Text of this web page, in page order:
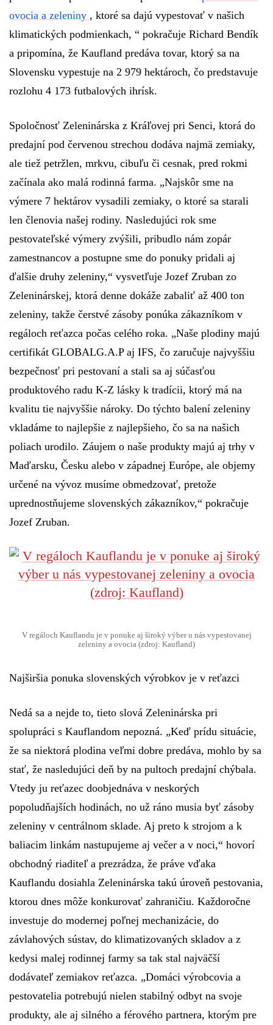
ovocia a zeleniny , ktoré sa dajú vypestovať v našich
klimatických podmienkach, “ pokračuje Richard Bendík
a pripomína, že Kaufland predáva tovar, ktorý sa na
Slovensku vypestuje na 2 979 hektároch, čo predstavuje
rozlohu 4 173 futbalových ihrísk.
Spoločnosť Zeleninárska z Kráľovej pri Senci, ktorá do
predajní pod červenou strechou dodáva najmä zemiaky,
ale tiež petržlen, mrkvu, cibuľu či cesnak, pred rokmi
začínala ako malá rodinná farma. „Najskôr sme na
výmere 7 hektárov vysadili zemiaky, o ktoré sa starali
len členovia našej rodiny. Nasledujúci rok sme
pestovateľské výmery zvýšili, pribudlo nám zopár
zamestnancov a postupne sme do ponuky pridali aj
ďalšie druhy zeleniny,“ vysvetľuje Jozef Zruban zo
Zeleninárskej, ktorá denne dokáže zabaliť až 400 ton
zeleniny, takže čerstvé zásoby ponúka zákazníkom v
regáloch reťazca počas celého roka. „Naše plodiny majú
certifikát GLOBALG.A.P aj IFS, čo zaručuje najvyššiu
bezpečnosť pri pestovaní a stali sa aj súčasťou
produktového radu K-Z lásky k tradícii, ktorý má na
kvalitu tie najvyššie nároky. Do týchto balení zeleniny
vkladáme to najlepšie z najlepšieho, čo sa na našich
poliach urodilo. Záujem o naše produkty majú aj trhy v
Maďarsku, Česku alebo v západnej Európe, ale objemy
určené na vývoz musíme obmedzovať, pretože
uprednostňujeme slovenských zákazníkov,“ pokračuje
Jozef Zruban.
V regáloch Kauflandu je v ponuke aj široký výber u nás vypestovanej
zeleniny a ovocia (zdroj: Kaufland)
Najširšia ponuka slovenských výrobkov je v reťazci
Nedá sa a nejde to, tieto slová Zeleninárska pri
spolupráci s Kauflandom nepozná. „Keď prídu situácie,
že sa niektorá plodina veľmi dobre predáva, mohlo by sa
stať, že nasledujúci deň by na pultoch predajní chýbala.
Vtedy ju reťazec doobjednáva v neskorých
popoludňajších hodinách, no už ráno musia byť zásoby
zeleniny v centrálnom sklade. Aj preto k strojom a k
baliacim linkám nastupujeme aj večer a v noci,“ hovorí
obchodný riaditeľ a prezrádza, že práve vďaka
Kauflandu dosiahla Zeleninárska takú úroveň pestovania,
ktorou dnes môže konkurovať zahraničiu. Každoročne
investuje do modernej poľnej mechanizácie, do
závlahových sústav, do klimatizovaných skladov a z
kedysi malej rodinnej farmy sa tak stal najväčší
dodávateľ zemiakov reťazca. „Domáci výrobcovia a
pestovatelia potrebujú nielen stabilný odbyt na svoje
produkty, ale aj silného a férového partnera, ktorým pre